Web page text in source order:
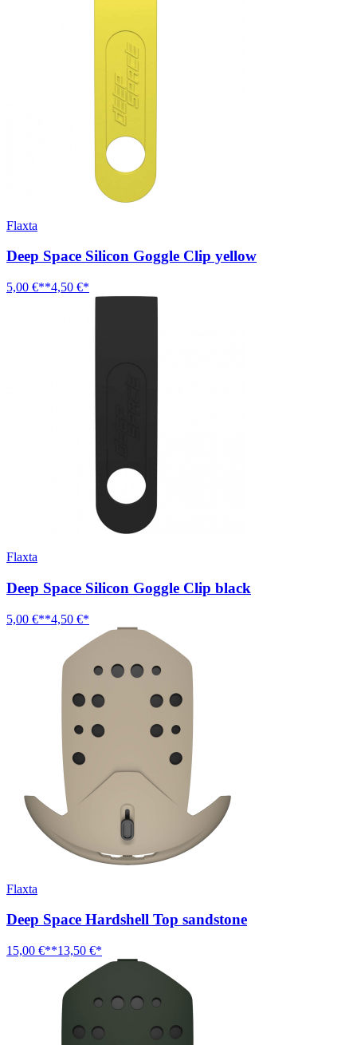
Flaxta
Deep Space Silicon Goggle Clip yellow
5,00 €**4,50 €*
Flaxta
Deep Space Silicon Goggle Clip black
5,00 €**4,50 €*
Flaxta
Deep Space Hardshell Top sandstone
15,00 €**13,50 €*